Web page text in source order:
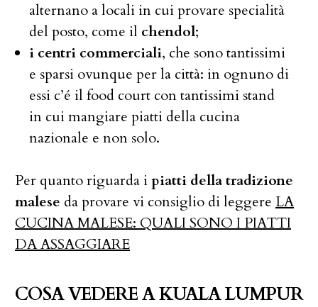
alternano a locali in cui provare specialità
del posto, come il chendol;
i centri commerciali, che sono tantissimi
e sparsi ovunque per la città: in ognuno di
essi c’é il food court con tantissimi stand
in cui mangiare piatti della cucina
nazionale e non solo.
Per quanto riguarda ipiatti della tradizione
malese da provare vi consiglio di leggere LA
CUCINA MALESE: QUALI SONO I PIATTI
DA ASSAGGIARE
COSA VEDERE A KUALA LUMPUR